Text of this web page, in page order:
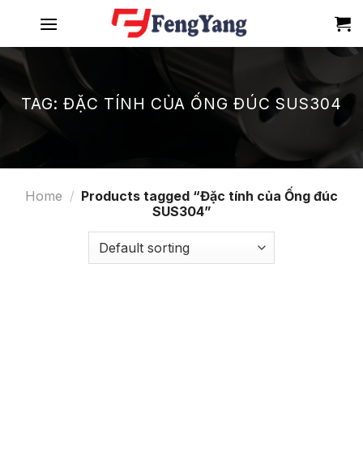
content
TAG: ĐẶC TÍNH CỦA ỐNG ĐÚC SUS304
Home / Products tagged “Đặc tính của Ống đúc
SUS304”